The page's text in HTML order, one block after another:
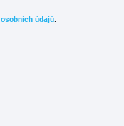
osobních údajů.